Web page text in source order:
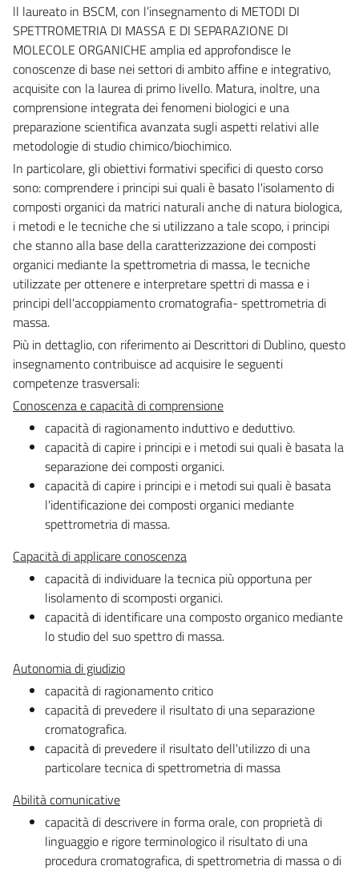
ll laureato in BSCM, con l’insegnamento di METODI DI
SPETTROMETRIA DI MASSA E DI SEPARAZIONE DI
MOLECOLE ORGANICHE amplia ed approfondisce le
conoscenze di base nei settori di ambito affine e integrativo,
acquisite con la laurea di primo livello. Matura, inoltre, una
comprensione integrata dei fenomeni biologici e una
preparazione scientifica avanzata sugli aspetti relativi alle
metodologie di studio chimico/biochimico.
In particolare, gli obiettivi formativi specifici di questo corso
sono: comprendere i principi sui quali è basato l'isolamento di
composti organici da matrici naturali anche di natura biologica,
i metodi e le tecniche che si utilizzano a tale scopo, i principi
che stanno alla base della caratterizzazione dei composti
organici mediante la spettrometria di massa, le tecniche
utilizzate per ottenere e interpretare spettri di massa e i
principi dell'accoppiamento cromatografia- spettrometria di
massa.
Più in dettaglio, con riferimento ai Descrittori di Dublino, questo
insegnamento contribuisce ad acquisire le seguenti
competenze trasversali:
Conoscenza e capacità di comprensione
capacità di ragionamento induttivo e deduttivo.
capacità di capire i principi e i metodi sui quali è basata la
separazione dei composti organici.
capacità di capire i principi e i metodi sui quali è basata
l'identificazione dei composti organici mediante
spettrometria di massa.
Capacità di applicare conoscenza
capacità di individuare la tecnica più opportuna per
lisolamento di scomposti organici.
capacità di identificare una composto organico mediante
lo studio del suo spettro di massa.
Autonomia di giudizio
capacità di ragionamento critico
capacità di prevedere il risultato di una separazione
cromatografica.
capacità di prevedere il risultato dell'utilizzo di una
particolare tecnica di spettrometria di massa
Abilità comunicative
capacità di descrivere in forma orale, con proprietà di
linguaggio e rigore terminologico il risultato di una
procedura cromatografica, di spettrometria di massa o di